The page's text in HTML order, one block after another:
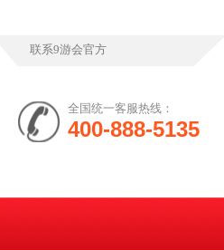
联系9游会官方
全国统一客服热线：
400-888-5135